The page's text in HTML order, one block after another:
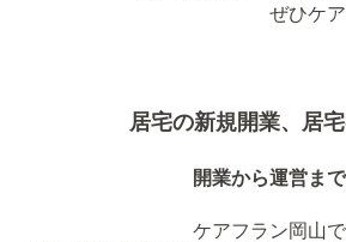
ぜひケ
居宅の新規開業、居
開業から運営ま
ケアフラン岡山